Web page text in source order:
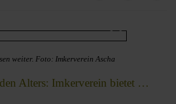
weiter. Foto: Imkerverein Ascha
Alters: Imkerverein bietet …